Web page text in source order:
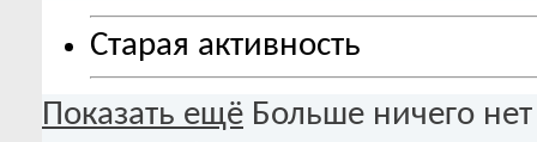
Старая активность
Показать ещё Больше ничего нет